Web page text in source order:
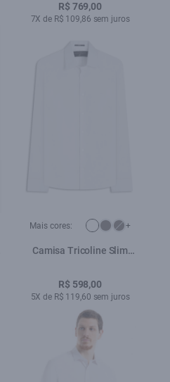
R$ 769,00
7X de R$ 109,86 sem juros
Mais cores: +
Camisa Tricoline Slim
R$ 598,00
5X de R$ 119,60 sem juros